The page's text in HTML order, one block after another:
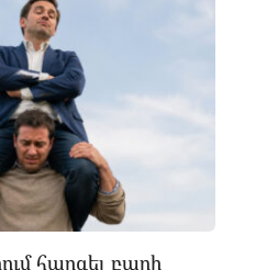
հարգել բարի